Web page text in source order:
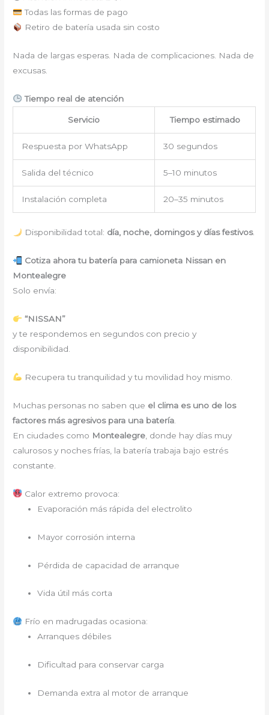
Todas las formas de pago
Retiro de batería usada sin costo
Nada de largas esperas. Nada de complicaciones. Nada de
excusas.
Tiempo real de atención
Servicio Tiempo estimado
Respuesta por WhatsApp 30 segundos
Salida del técnico 5–10 minutos
Instalación completa 20–35 minutos
Disponibilidad total: día, noche, domingos y días festivos.
Cotiza ahora tu batería para camioneta Nissan en
Montealegre
Solo envía:
“NISSAN”
y te respondemos en segundos con precio y
disponibilidad.
Recupera tu tranquilidad y tu movilidad hoy mismo.
Muchas personas no saben que el clima es uno de los
factores más agresivos para una batería
En ciudades como Montealegre , donde hay días muy
calurosos y noches frías, la batería trabaja bajo estrés
constante.
Calor extremo provoca:
Evaporación más rápida del electrolito
Mayor corrosión interna
Pérdida de capacidad de arranque
Vida útil más corta
Frío en madrugadas ocasiona:
Arranques débiles
Dificultad para conservar carga
Demanda extra al motor de arranque